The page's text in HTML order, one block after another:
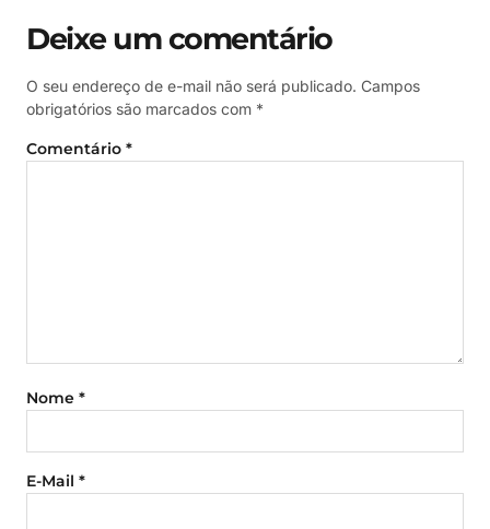
Deixe um comentário
O seu endereço de e-mail não será publicado. Campos
obrigatórios são marcados com *
Comentário *
Nome *
E-Mail *